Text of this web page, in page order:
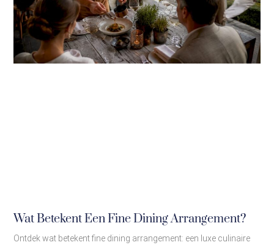
Wat Betekent Een Fine Dining Arrangement?
Ontdek wat betekent fine dining arrangement: een luxe culinaire